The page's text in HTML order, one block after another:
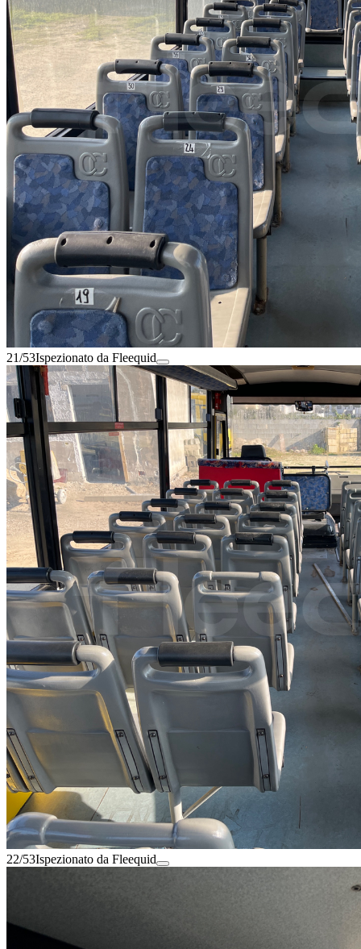
21/53Ispezionato da Fleequid
22/53Ispezionato da Fleequid